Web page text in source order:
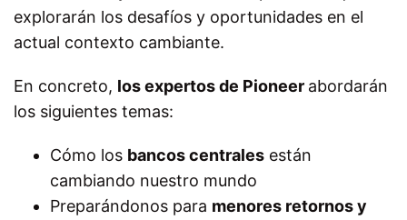
explorarán los desafíos y oportunidades en el
actual contexto cambiante.
En concreto, los expertos de Pioneer abordarán
los siguientes temas:
Cómo los bancos centrales están
cambiando nuestro mundo
Preparándonos para menores retornos y